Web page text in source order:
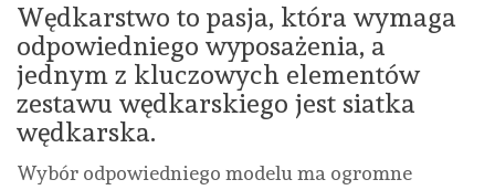
Wędkarstwo to pasja, która wymaga
odpowiedniego wyposażenia, a
jednym z kluczowych elementów
zestawu wędkarskiego jest siatka
wędkarska.
Wybór odpowiedniego modelu ma ogromne